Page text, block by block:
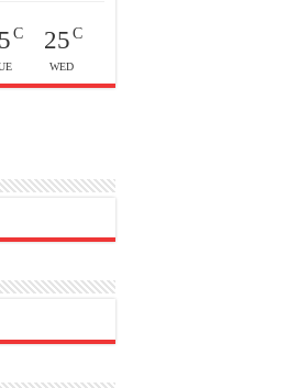
C 25 C
WED